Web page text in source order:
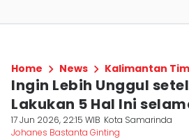
Home News Kalimantan
Ingin Lebih Unggul
Lakukan 5 Hal Ini
17 Jun 2026, 22:15 WIB Kota Samarinda
Johanes Bastanta Ginting